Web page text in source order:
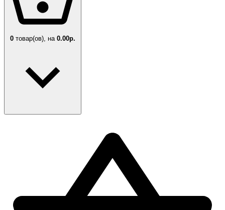
0 товар(ов), на 0.00р.